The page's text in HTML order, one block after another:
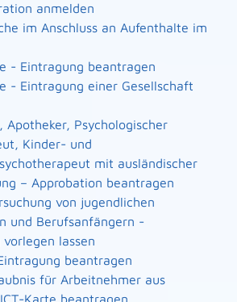
anmelden
im Anschluss an Aufenthalte im
- Eintragung beantragen
- Eintragung einer Gesellschaft
Apotheker, Psychologischer
Kinder- und
mit ausländischer
– Approbation beantragen
von jugendlichen
und Berufsanfängern -
lassen
beantragen
für Arbeitnehmer aus
Karte beantragen